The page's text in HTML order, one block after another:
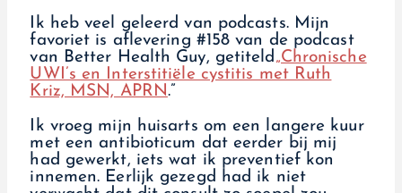
Ik heb veel geleerd van podcasts. Mijn
favoriet is aflevering #158 van de podcast
van Better Health Guy, getiteld„Chronische
UWI’s en Interstitiële cystitis met Ruth
Kriz, MSN, APRN.”
Ik vroeg mijn huisarts om een langere kuur
met een antibioticum dat eerder bij mij
had gewerkt, iets wat ik preventief kon
innemen. Eerlijk gezegd had ik niet